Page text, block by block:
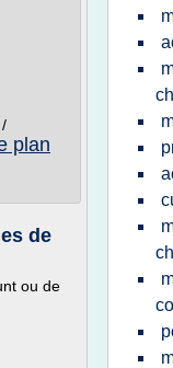
/
plan
de
ou de